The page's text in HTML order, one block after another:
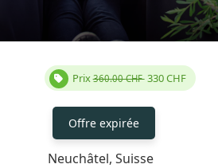
Prix360.00 CHF 330CHF
Offre expirée
Neuchâtel, Suisse